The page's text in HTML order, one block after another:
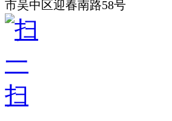
市吴中区迎春南路58号